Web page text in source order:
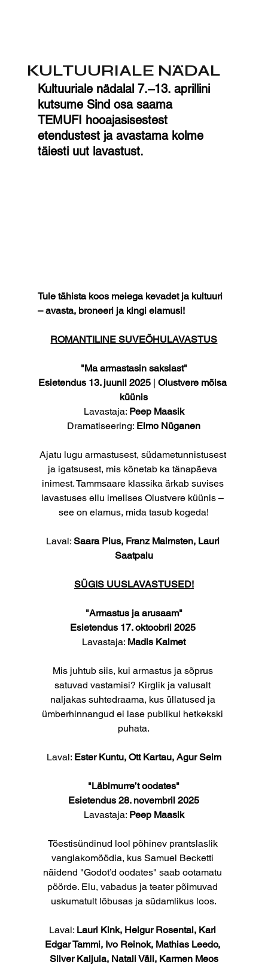
KULTUURIALE NÄDAL
Kultuuriale nädalal 7.–13. aprillini
kutsume Sind osa saama
TEMUFI hooajasisestest
etendustest ja avastama kolme
täiesti uut lavastust.
Tule tähista koos meiega kevadet ja kultuuri
– avasta, broneeri ja kingi elamusi!
ROMANTILINE SUVEÕHULAVASTUS
"Ma armastasin sakslast"
Esietendus 13. juunil 2025 | Olustvere mõisa
küünis
Lavastaja: Peep Maasik
Dramatiseering: Elmo Nüganen
Ajatu lugu armastusest, südametunnistusest
ja igatsusest, mis kõnetab ka tänapäeva
inimest. Tammsaare klassika ärkab suvises
lavastuses ellu imelises Olustvere küünis –
see on elamus, mida tasub kogeda!
Laval: Saara Pius, Franz Malmsten, Lauri
Saatpalu
SÜGIS UUSLAVASTUSED!
"Armastus ja arusaam"
Esietendus 17. oktoobril 2025
Lavastaja: Madis Kalmet
Mis juhtub siis, kui armastus ja sõprus
satuvad vastamisi? Kirglik ja valusalt
naljakas suhtedraama, kus üllatused ja
ümberhinnangud ei lase publikul hetkekski
puhata.
Laval: Ester Kuntu, Ott Kartau, Agur Seim
"Läbimurre’t oodates"
Esietendus 28. novembril 2025
Lavastaja: Peep Maasik
Tõestisündinud lool põhinev prantslaslik
vanglakomöödia, kus Samuel Becketti
näidend "Godot’d oodates" saab ootamatu
pöörde. Elu, vabadus ja teater põimuvad
uskumatult lõbusas ja südamlikus loos.
Laval: Lauri Kink, Helgur Rosental, Karl
Edgar Tammi, Ivo Reinok, Mathias Leedo,
Silver Kaljula, Natali Väli, Karmen Meos